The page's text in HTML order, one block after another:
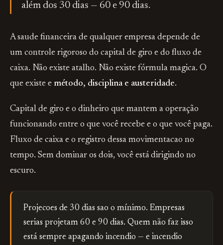
além dos 30 dias — 60 e 90 dias.
A saude financeira de qualquer empresa depende de
um controle rigoroso do capital de giro e do fluxo de
caixa. Não existe atalho. Não existe fórmula magica. O
que existe e método, disciplina e austeridade.
Capital de giro e o dinheiro que mantem a operação
funcionando entre o que você recebe e o que você paga.
Fluxo de caixa e o registro dessa movimentacao no
tempo. Sem dominar os dois, você está dirigindo no
escuro.
Projecoes de 30 dias sao o mínimo. Empresas
serias projetam 60 e 90 dias. Quem não faz isso
está sempre apagando incendio — e incendio